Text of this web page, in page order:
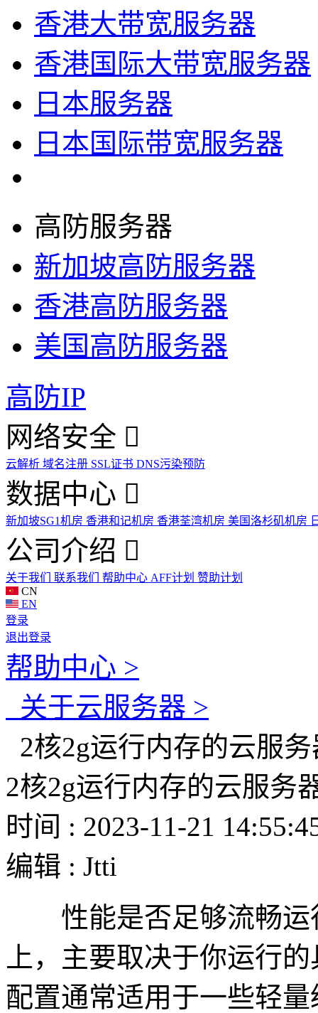
香港大带宽服务器
香港国际大带宽服务器
日本服务器
日本国际带宽服务器
高防服务器
新加坡高防服务器
香港高防服务器
美国高防服务器
高防IP
网络安全
云解析 域名注册 SSL证书 DNS污染预防
数据中心
新加坡SG1机房 香港和记机房 香港荃湾机房 美国洛杉矶机房
公司介绍
关于我们 联系我们 帮助中心 AFF计划 赞助计划
CN
EN
登录
退出登录
帮助中心 >
关于云服务器 >
2核2g运行内存的云服务
2核2g运行内存的云服务
时间 : 2023-11-21
编辑 : Jtti
性能是否足够流畅运
上，主要取决于你运行
配置通常适用于一些轻